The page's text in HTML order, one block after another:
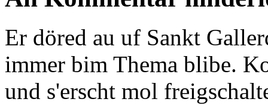
Er döred au uf Sankt
immer bim Thema blibe.
und s'erscht mol